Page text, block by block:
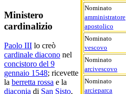
Nominato
amministratore
apostolico
Nominato
vescovo
Nominato
arcivescovo
Nominato
arcieparca
Ministero
cardinalizio
Paolo III lo creò
cardinale diacono nel
concistoro del 9
gennaio 1548; ricevette
la berretta rossa e la
diaconia di San Sisto,